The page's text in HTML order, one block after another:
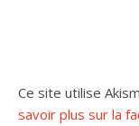
Ce site utilise
savoir plus sur la